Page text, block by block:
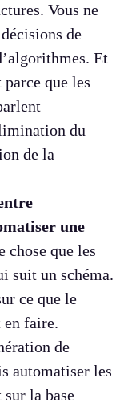
Vous ne
de
Et
que les
du
de la
une
chose que les
suit un schéma.
ce que le
en faire.
de
automatiser les
la base